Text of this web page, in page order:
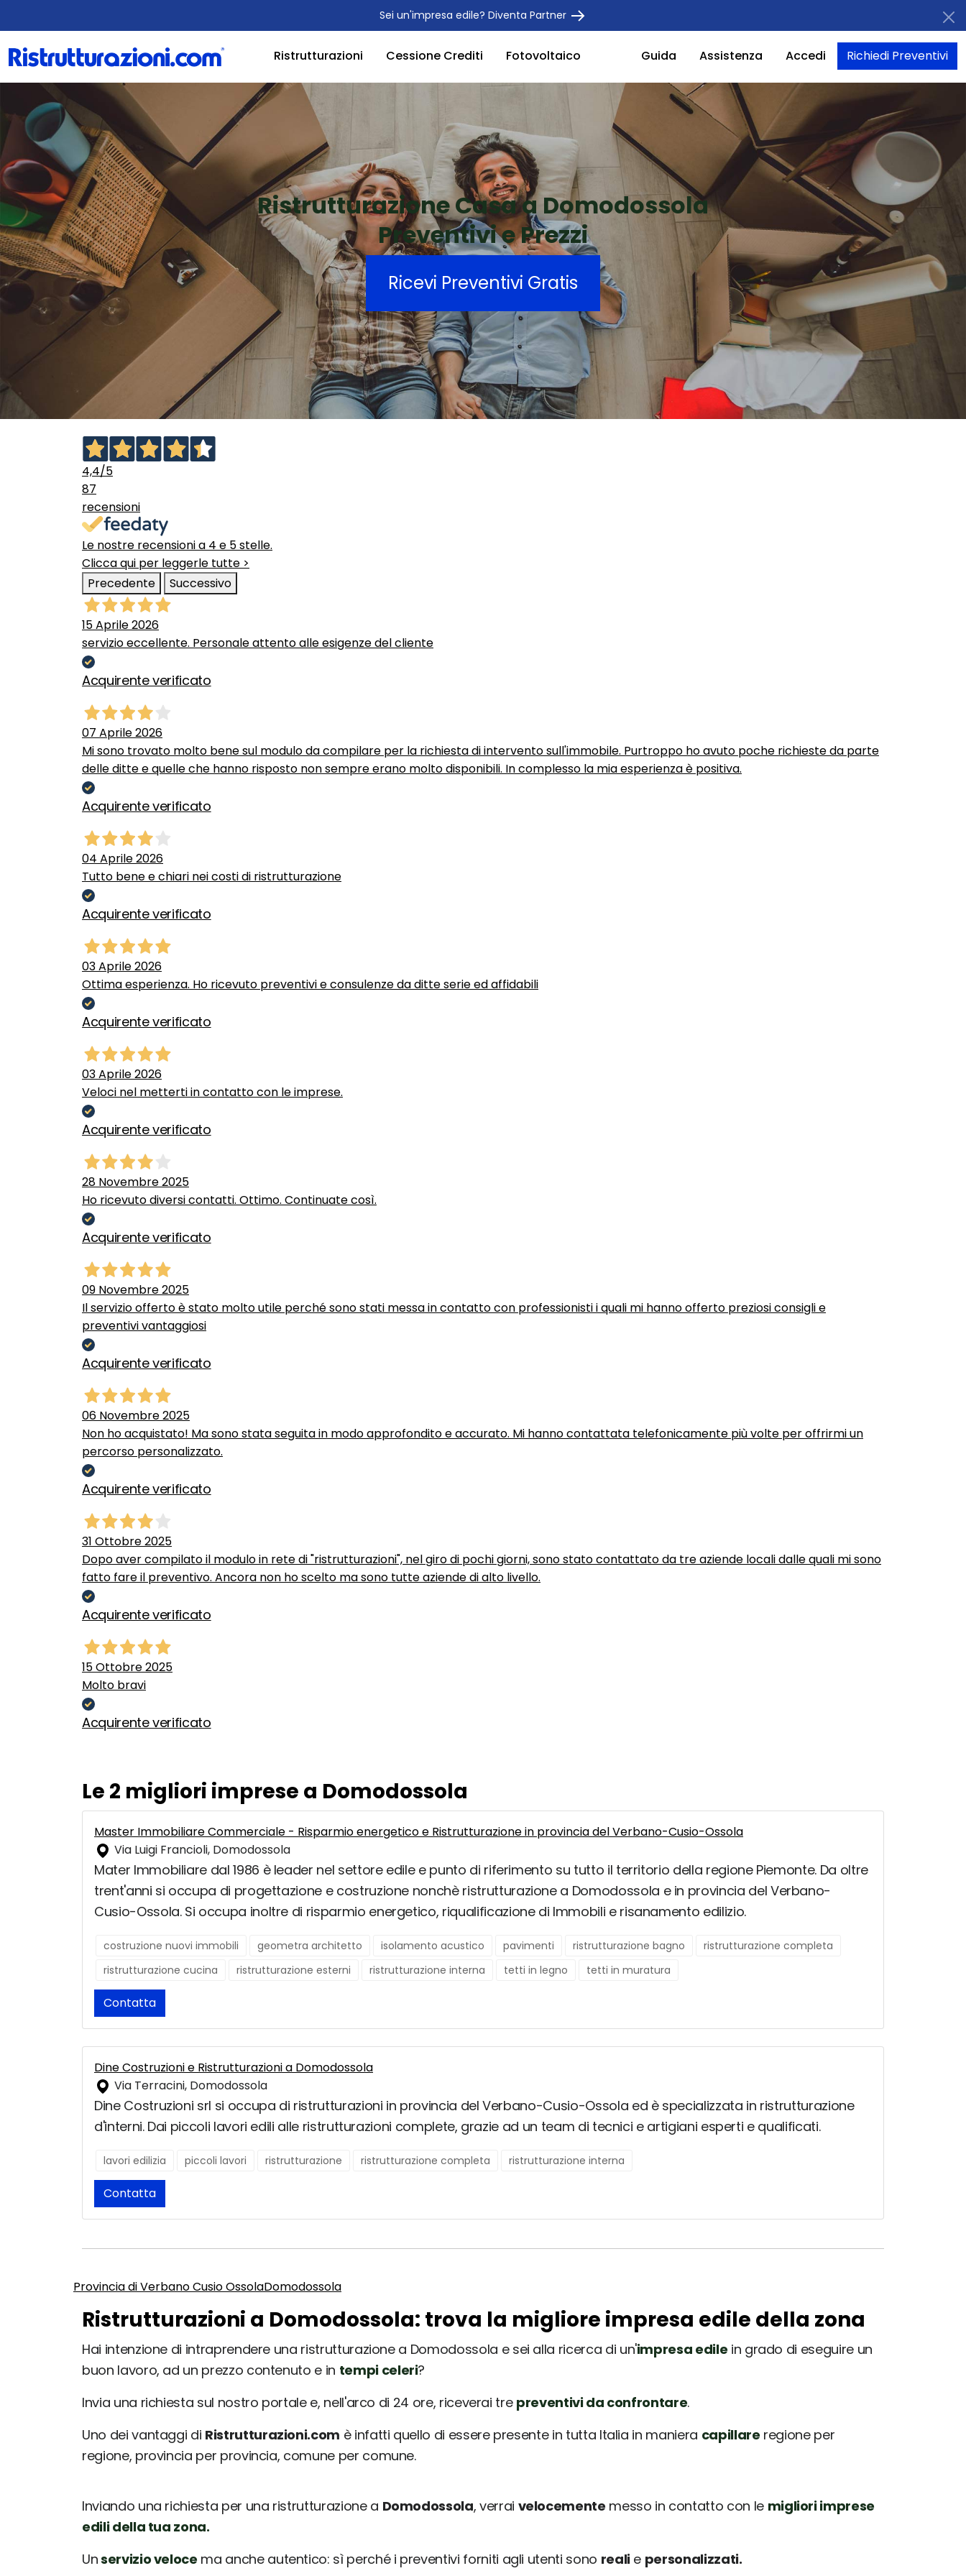
Sei un'impresa edile? Diventa Partner
Ristrutturazioni Cessione Crediti Fotovoltaico Guida Assistenza Accedi Richiedi Preventivi
Ristrutturazione Casa a Domodossola
Preventivi e Prezzi
Ricevi Preventivi Gratis
4,4/5
87
recensioni
Le nostre recensioni a 4 e 5 stelle.
Clicca qui per leggerle tutte >
Precedente
Successivo
15 Aprile 2026
servizio eccellente. Personale attento alle esigenze del cliente
Acquirente verificato
07 Aprile 2026
Mi sono trovato molto bene sul modulo da compilare per la richiesta di intervento sull'immobile. Purtroppo ho avuto poche richieste da parte
delle ditte e quelle che hanno risposto non sempre erano molto disponibili. In complesso la mia esperienza è positiva.
Acquirente verificato
04 Aprile 2026
Tutto bene e chiari nei costi di ristrutturazione
Acquirente verificato
03 Aprile 2026
Ottima esperienza. Ho ricevuto preventivi e consulenze da ditte serie ed affidabili
Acquirente verificato
03 Aprile 2026
Veloci nel metterti in contatto con le imprese.
Acquirente verificato
28 Novembre 2025
Ho ricevuto diversi contatti. Ottimo. Continuate così.
Acquirente verificato
09 Novembre 2025
Il servizio offerto è stato molto utile perché sono stati messa in contatto con professionisti i quali mi hanno offerto preziosi consigli e
preventivi vantaggiosi
Acquirente verificato
06 Novembre 2025
Non ho acquistato! Ma sono stata seguita in modo approfondito e accurato. Mi hanno contattata telefonicamente più volte per offrirmi un
percorso personalizzato.
Acquirente verificato
31 Ottobre 2025
Dopo aver compilato il modulo in rete di "ristrutturazioni", nel giro di pochi giorni, sono stato contattato da tre aziende locali dalle quali mi sono
fatto fare il preventivo. Ancora non ho scelto ma sono tutte aziende di alto livello.
Acquirente verificato
15 Ottobre 2025
Molto bravi
Acquirente verificato
Le 2 migliori imprese a Domodossola
Master Immobiliare Commerciale - Risparmio energetico e Ristrutturazione in provincia del Verbano-Cusio-Ossola
Via Luigi Francioli, Domodossola
Mater Immobiliare dal 1986 è leader nel settore edile e punto di riferimento su tutto il territorio della regione Piemonte. Da oltre
trent'anni si occupa di progettazione e costruzione nonchè ristrutturazione a Domodossola e in provincia del Verbano-
Cusio-Ossola. Si occupa inoltre di risparmio energetico, riqualificazione di Immobili e risanamento edilizio.
costruzione nuovi immobili geometra architetto isolamento acustico pavimenti ristrutturazione bagno
ristrutturazione completa
ristrutturazione cucina
ristrutturazione esterni ristrutturazione interna tetti in legno tetti in muratura
Contatta
Dine Costruzioni e Ristrutturazioni a Domodossola
Via Terracini, Domodossola
Dine Costruzioni srl si occupa di ristrutturazioni in provincia del Verbano-Cusio-Ossola ed è specializzata in ristrutturazione
d'interni. Dai piccoli lavori edili alle ristrutturazioni complete, grazie ad un team di tecnici e artigiani esperti e qualificati.
lavori edilizia piccoli lavori ristrutturazione ristrutturazione completa ristrutturazione interna
Contatta
Provincia di Verbano Cusio OssolaDomodossola
Ristrutturazioni a Domodossola: trova la migliore impresa edile della zona
Hai intenzione di intraprendere una ristrutturazione a Domodossola e sei alla ricerca di un'impresa edile in grado di eseguire un
buon lavoro, ad un prezzo contenuto e in tempi celeri?
Invia una richiesta sul nostro portale e, nell'arco di 24 ore, riceverai tre preventivi da confrontare.
Uno dei vantaggi di Ristrutturazioni.com è infatti quello di essere presente in tutta Italia in maniera capillare regione per
regione, provincia per provincia, comune per comune.
Inviando una richiesta per una ristrutturazione a Domodossola, verrai velocemente messo in contatto con le migliori imprese
edili della tua zona.
Unservizio veloce ma anche autentico: sì perché i preventivi forniti agli utenti sono realie personalizzati.